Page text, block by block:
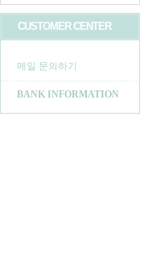
CUSTOMER CENTER
메일 문의하기
BANK INFORMATION